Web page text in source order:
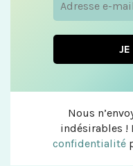
Nous
indésirables !
confidentialité